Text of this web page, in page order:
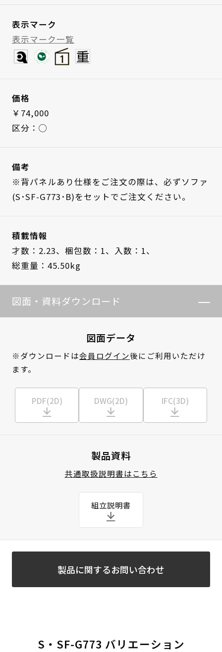
表示マーク
表示マーク一覧
価格
￥74,000
区分：◯
備考
※背パネルあり仕様をご注文の際は、必ずソファ
(S･SF-G773･B)をセットでご注文ください。
積載情報
才数：2.23、 梱包数：1、 入数：1、
総重量：45.50kg
図面・資料ダウンロード
図面データ
※ダウンロードは会員ログイン後にご利用いただけ
ます。
PDF(2D) DWG(2D) IFC(3D)
製品資料
共通取扱説明書はこちら
組立説明書
製品に関するお問い合わせ
S・SF-G773 バリエーション